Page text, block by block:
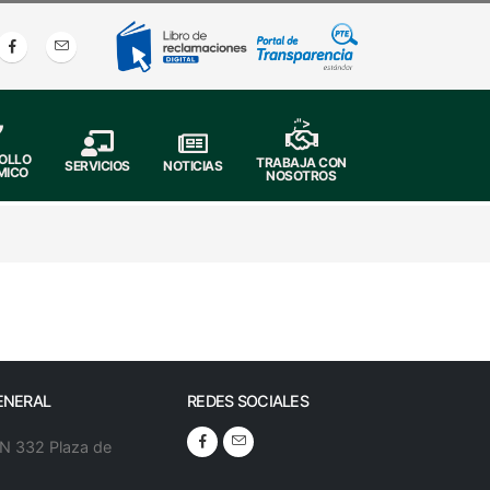
SERVICIOS NOTICIAS
;">
TRABAJA CON
NOSOTROS
332 Plaza de
REDES SOCIALES